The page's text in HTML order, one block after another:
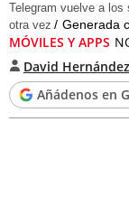
Telegram vuelve a los
otra vez
Generada
MÓVILES Y APPS
David Hernández
Añádenos en